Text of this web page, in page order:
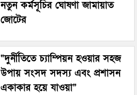
নতুন কর্মসূচির ঘোষণা জামায়াত
জোটের
“দুর্নীতিতে চ্যাম্পিয়ন হওয়ার সহজ
উপায় সংসদ সদস্য এবং প্রশাসন
একাকার হয়ে যাওয়া”